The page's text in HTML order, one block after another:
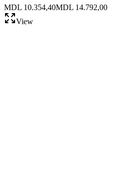
MDL 10.354,40MDL 14.792,00
View